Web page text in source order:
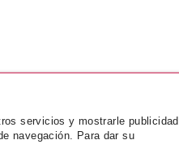
servicios y mostrarle publicidad
navegación. Para dar su